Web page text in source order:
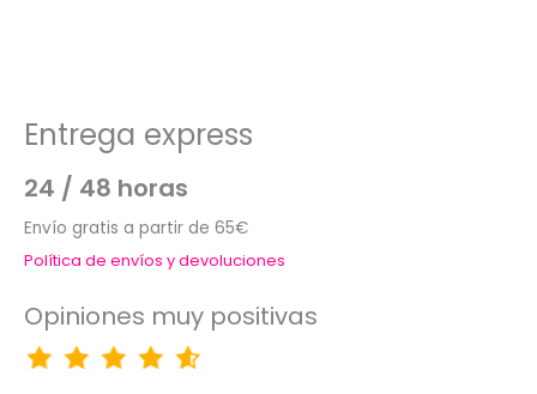
Entrega express
24 / 48 horas
Envío gratis a partir de 65€
Política de envíos y devoluciones
Opiniones muy positivas